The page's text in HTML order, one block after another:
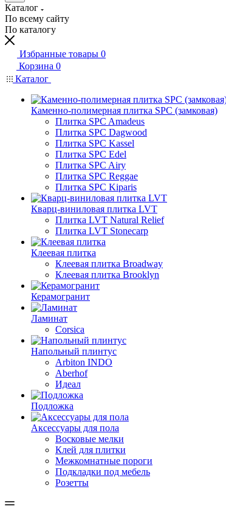
Каталог
По всему сайту
По каталогу
Избранные товары 0
Корзина 0
Каталог
Каменно-полимерная плитка SPC (замковая)
Плитка SPC Amadeus
Плитка SPC Dagwood
Плитка SPC Kassel
Плитка SPC Edel
Плитка SPC Airy
Плитка SPC Reggae
Плитка SPC Kiparis
Кварц-виниловая плитка LVT
Плитка LVT Natural Relief
Плитка LVT Stonecarp
Клеевая плитка
Клеевая плитка Broadway
Клеевая плитка Brooklyn
Керамогранит
Ламинат
Corsica
Напольный плинтус
Arbiton INDO
Aberhof
Идеал
Подложка
Аксессуары для пола
Восковые мелки
Клей для плитки
Межкомнатные пороги
Подкладки под мебель
Розетты